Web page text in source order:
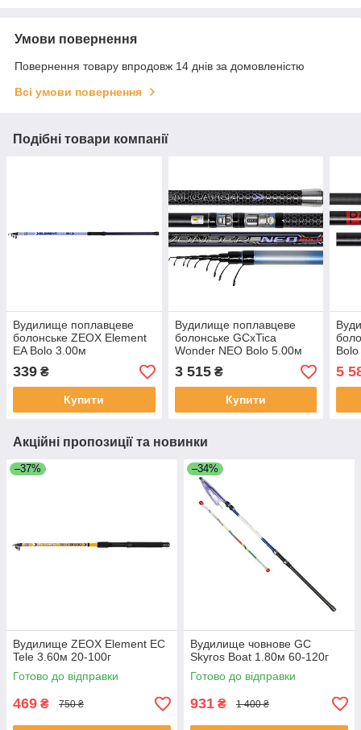
Умови повернення
Повернення товару впродовж 14 днів за домовленістю
Всі умови повернення
Подібні товари компанії
Вудилище поплавцеве
болонське ZEOX Element
EA Bolo 3.00м
339 ₴
Купити
Вудилище поплавцеве
болонське GCxTica
Wonder NEO Bolo 5.00м
3 515₴
Купити
5
Акційні пропозиції та новинки
–37%
Вудилище ZEOX Element EС
Tele 3.60м 20-100г
Готово до відправки
469 ₴ 750 ₴
–34%
Вудилище човнове GC
Skyros Boat 1.80м 60-120г
Готово до відправки
931 ₴ 1 400 ₴